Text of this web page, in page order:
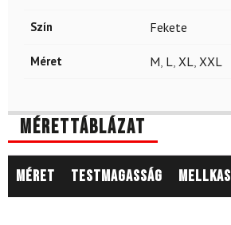
Szín Fekete
Méret M L XL XXL
Mérettáblázat
Méret Testmagasság Mellkas